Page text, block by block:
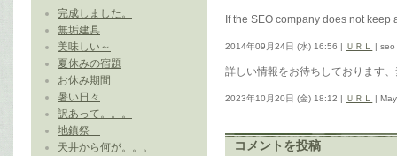
完成しました。
無垢建具
美味しい～
夏休みの宿題
お休み期間
暑い日々
訳あって。。。
地鎮祭
天井から何が。。。
If the SEO company does not
2014年09月24日 (水) 16:56 | ＵＲＬ | seo
詳しい情報をお待ちしております
2023年10月20日 (金) 18:12 | ＵＲＬ |
コメントを投稿